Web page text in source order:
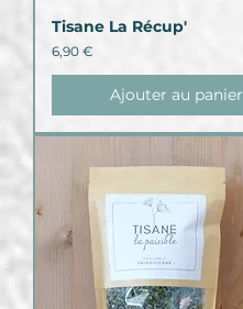
Tisane La Récup'
Prix
6,90 €
Ajouter au panier